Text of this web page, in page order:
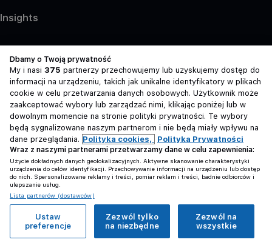
Insights
Polityka Prywatności
Cookies
Zasady Serwisu
Strona korzysta z plików cookies w celu realizacji usług i
zgodnie zPolityką Plików Cookies . Możesz określić
warunki przechowywania lub dostępu do plików
cookies w Twojej przeglądarce.
ul. Królowej Jadwigi 43
Dbamy o Twoją prywatność
My i nasi 375 partnerzy przechowujemy lub uzyskujemy dostęp do
informacji na urządzeniu, takich jak unikalne identyfikatory w plikach
cookie w celu przetwarzania danych osobowych. Użytkownik może
zaakceptować wybory lub zarządzać nimi, klikając poniżej lub w
dowolnym momencie na stronie polityki prywatności. Te wybory
będą sygnalizowane naszym partnerom i nie będą miały wpływu na
dane przeglądania. Polityka cookies, Polityka Prywatności
Wraz z naszymi partnerami przetwarzamy dane w celu zapewnienia:
Użycie dokładnych danych geolokalizacyjnych. Aktywne skanowanie charakterystyki
urządzenia do celów identyfikacji. Przechowywanie informacji na urządzeniu lub dostęp
do nich. Spersonalizowane reklamy i treści, pomiar reklam i treści, badnie odbiorców i
ulepszanie usług.
Lista partnerów (dostawców)
Zezwól na
wszystkie
Zezwól tylko
na niezbędne
Ustaw
preferencje